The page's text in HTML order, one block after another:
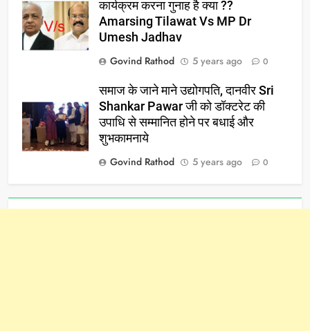
कार्यक्रम करना गुनाह है क्या ??
Amarsing Tilawat Vs MP Dr
Umesh Jadhav
Govind Rathod
5 years ago 0
समाज के जाने माने उद्योगपति, दानवीर Sri
Shankar Pawar जी को डॉक्टरेट की
उपाधि से सम्मानित होने पर बधाई और
शुभकामनाये
Govind Rathod
5 years ago 0